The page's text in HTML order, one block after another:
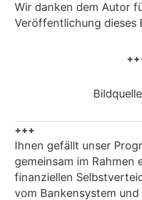
Wir danken dem Autor
Veröffentlichung dieses
+++
Ihnen gefällt unser
gemeinsam im Rahmen
finanziellen
vom Bankensystem